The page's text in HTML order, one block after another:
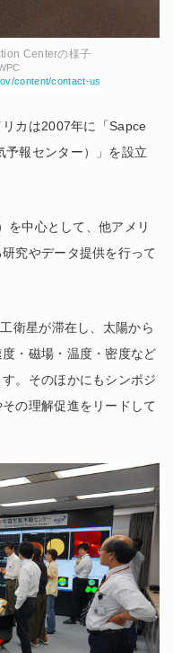
Centerの様子
content/contact-us
カは2007年に「Sapce
報センター）」を設立
を中心として、他アメリ
究やデータ提供を行って
衛星が滞在し、太陽から
・磁場・温度・密度など
。そのほかにもシンポジ
の理解促進をリードして